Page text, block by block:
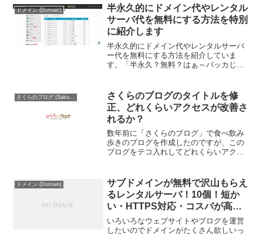
のリダイレクトがcanonicalの...
ドメイン (Domain)
半永久的にドメイン代やレンタル
サーバ代を無料にする方法を特別
に紹介します
半永久的にドメイン代やレンタルサーバ
ー代を無料にする方法を紹介していま
す。「半永久？無料？はぁ～バッカじゃ
になって、そっとこのページを閉じてく
ださい。当ページの...
さくらのブログのタイトルを修
正、どれくらいアクセスが改善さ
れるか？
数年前に「さくらのブログ」で食べ飲み
歩きのブログを作成したのですが、この
ブログをテコ入れしてどれくらいアクセ
23件、テンプレートはさくらのブログの
ものを使用...
ドメイン (Domain)
サブドメインが無料で沢山もらえ
るレンタルサーバ！10個！短か
い・HTTPS対応・コスパが高
い！
いろいろなウェブサイトやブログを運営
したいのでドメインがたくさん欲しいっ